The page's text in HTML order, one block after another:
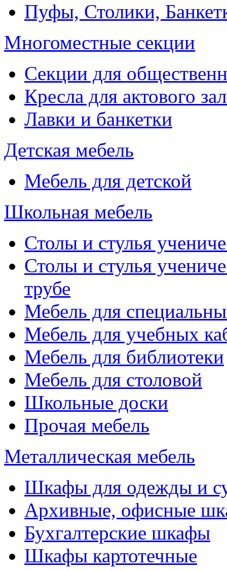
Пуфы, Столики,
Многоместные секции
Секции для
Кресла для актового
Лавки и банкетки
Детская мебель
Мебель для детской
Школьная мебель
Столы и стулья
Столы и стулья
трубе
Мебель для
Мебель для учебных
Мебель для библиотеки
Мебель для столовой
Школьные доски
Прочая мебель
Металлическая мебель
Шкафы для одежды и
Архивные, офисные
Бухгалтерские шкафы
Шкафы картотечные